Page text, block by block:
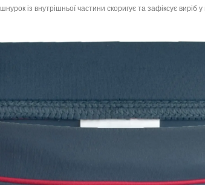
із внутрішньої частини скоригує та зафіксує